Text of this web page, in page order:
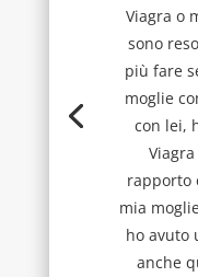
Viagra o
sono
più fare
moglie
con lei,
rapporto
mia
ho avuto
anche